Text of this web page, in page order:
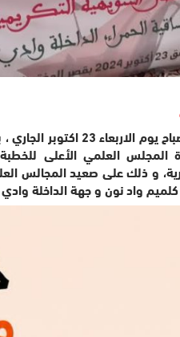
نظم المجلس العلمي الأعلى
المجلس العلمي الأعلى
برسم سنة 1445 هجرية، و ذلك على صعيد
واد نون و جهة الداخلة